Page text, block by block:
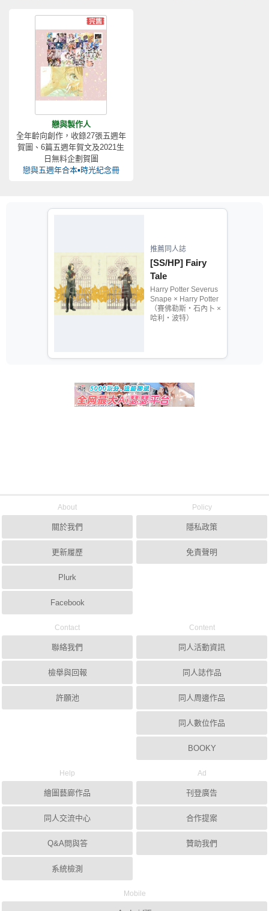
戀與製作人
全年齡向創作，收錄27張五週年
賀圖、6篇五週年賀文及2021生
日無料企劃賀圖
戀與五週年合本▪時光紀念冊
推薦同人誌
[SS/HP] Fairy
Tale
Harry Potter Severus
Snape × Harry Potter
（賽佛勒斯‧石內卜 ×
哈利‧波特）
About
關於我們
更新履歷
Plurk
Facebook
Policy
隱私政策
免責聲明
Contact
聯絡我們
檢舉與回報
許願池
Content
同人活動資訊
同人誌作品
同人周邊作品
同人數位作品
BOOKY
Help
繪圖藝廊作品
同人交流中心
Q&A問與答
系統檢測
Ad
刊登廣告
合作提案
贊助我們
Mobile